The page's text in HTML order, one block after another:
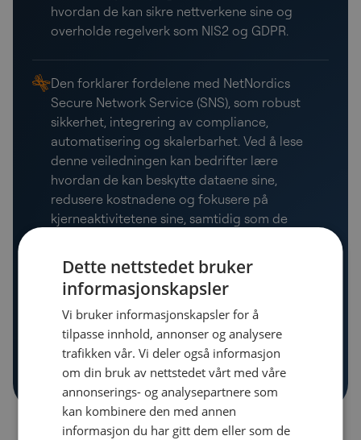
hvordan de kan sikre nettverkene sine og
overholde regelverk som NIS2 og GDPR.
Den forklarer fordelene med NetNordics
Secure Network Service (SNS), som robust
sikkerhet, integrering av compliance,
automatisering og skalerbarhet. Ved å lese
denne veiledningen kan bedrifter lære
hvordan de kan beskytte dataene sine,
redusere kostnadene og fokusere på
kjerneaktivitetene sine, samtidig som de
samsvar med regelverket.
Ikke la deg overraske av trusler – rust
deg med kunnskap i dag!
Dette nettstedet bruker
informasjonskapsler
Vi bruker informasjonskapsler for å
tilpasse innhold, annonser og analysere
trafikken vår. Vi deler også informasjon
om din bruk av nettstedet vårt med våre
annonserings- og analysepartnere som
kan kombinere den med annen
informasjon du har gitt dem eller som de